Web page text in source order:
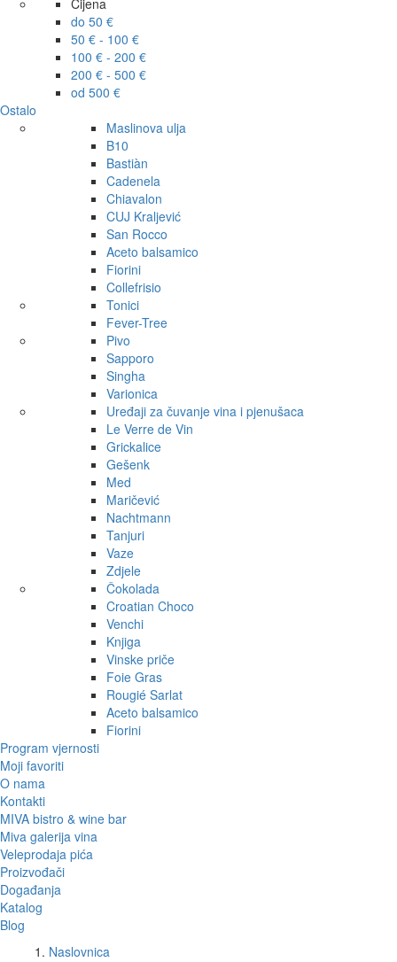
Cijena
do 50 €
50 € - 100 €
100 € - 200 €
200 € - 500 €
od 500 €
Ostalo
Maslinova ulja
B10
Bastiàn
Cadenela
Chiavalon
CUJ Kraljević
San Rocco
Aceto balsamico
Fiorini
Collefrisio
Tonici
Fever-Tree
Pivo
Sapporo
Singha
Varionica
Uređaji za čuvanje vina i pjenušaca
Le Verre de Vin
Grickalice
Gešenk
Med
Maričević
Nachtmann
Tanjuri
Vaze
Zdjele
Čokolada
Croatian Choco
Venchi
Knjiga
Vinske priče
Foie Gras
Rougié Sarlat
Aceto balsamico
Fiorini
Program vjernosti
Moji favoriti
O nama
Kontakti
MIVA bistro & wine bar
Miva galerija vina
Veleprodaja pića
Proizvođači
Događanja
Katalog
Blog
Naslovnica